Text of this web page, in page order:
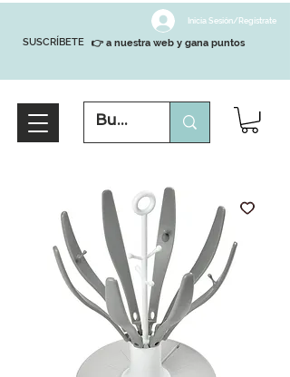
SUSCRÍBETE
Inicia Sesión/Regístrate
👉 a nuestra web y gana puntos